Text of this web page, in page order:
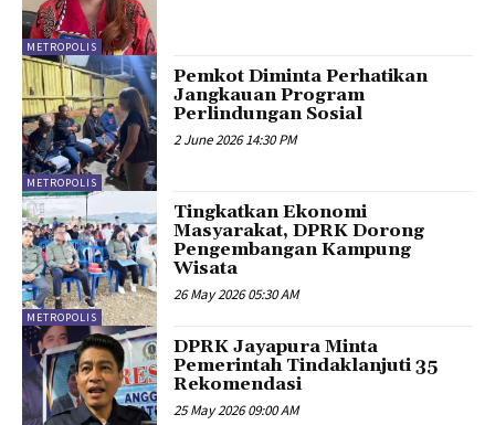
METROPOLIS
METROPOLIS
Pemkot Diminta Perhatikan
Jangkauan Program
Perlindungan Sosial
2 June 2026 14:30 PM
METROPOLIS
Tingkatkan Ekonomi
Masyarakat, DPRK Dorong
Pengembangan Kampung
Wisata
26 May 2026 05:30 AM
DPRK Jayapura Minta
Pemerintah Tindaklanjuti 35
Rekomendasi
25 May 2026 09:00 AM